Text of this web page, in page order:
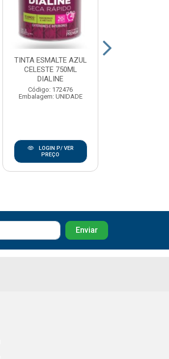
TINTA ESMALTE AZUL
CELESTE 750ML
DIALINE
Código: 172476
Embalagem: UNIDADE
LOGIN P/ VER
PREÇO